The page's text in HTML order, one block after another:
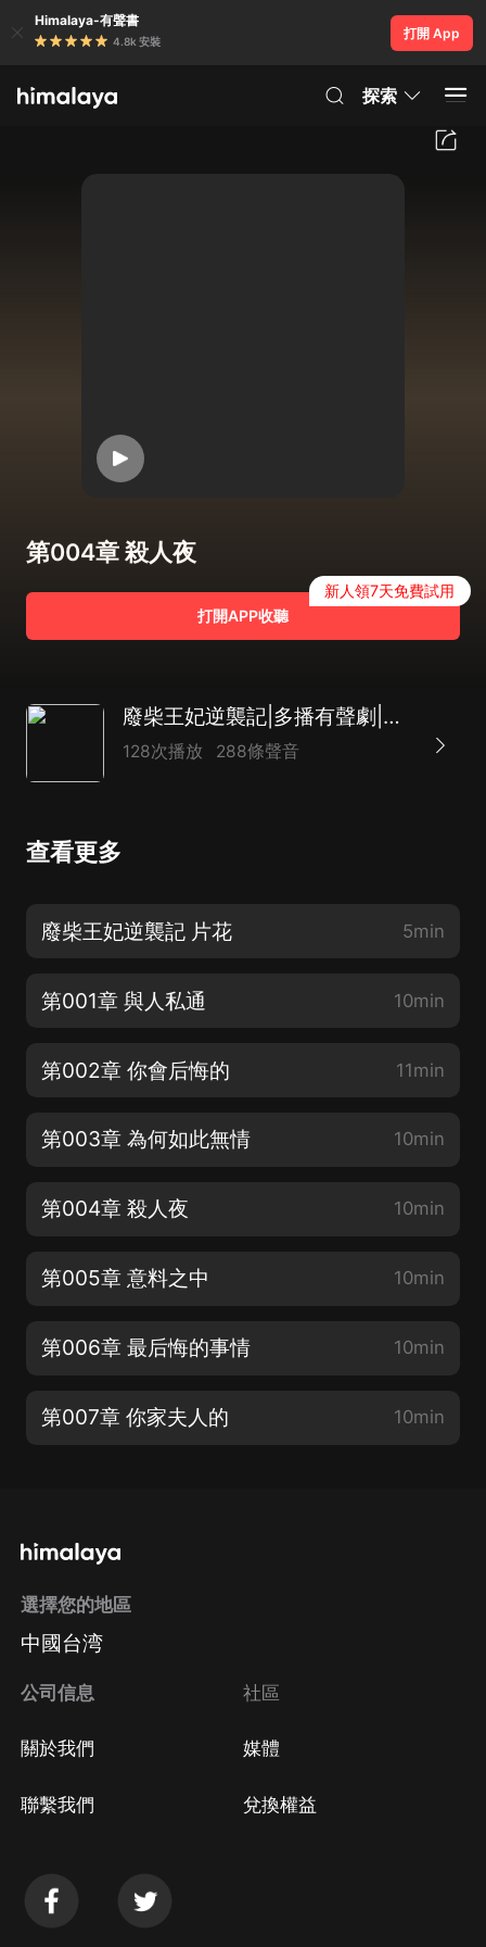
Himalaya-有聲書
4.8k 安裝
打開 App
探索
第004章 殺人夜
打開APP收聽
新人領7天免費試用
廢柴王妃逆襲記|多播有聲劇|一位大將軍嫡女勇敢救助心愛之人的離奇故事
128次播放 288條聲音
查看更多
廢柴王妃逆襲記 片花 5min
第001章 與人私通 10min
第002章 你會后悔的 11min
第003章 為何如此無情 10min
第004章 殺人夜 10min
第005章 意料之中 10min
第006章 最后悔的事情 10min
第007章 你家夫人的 10min
選擇您的地區
中國台湾
公司信息
關於我們
聯繫我們
社區
媒體
兌換權益